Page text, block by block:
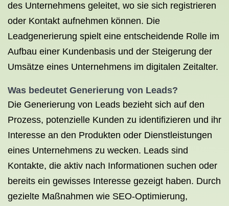
des Unternehmens geleitet, wo sie sich registrieren
oder Kontakt aufnehmen können. Die
Leadgenerierung spielt eine entscheidende Rolle im
Aufbau einer Kundenbasis und der Steigerung der
Umsätze eines Unternehmens im digitalen Zeitalter.
Was bedeutet Generierung von Leads?
Die Generierung von Leads bezieht sich auf den
Prozess, potenzielle Kunden zu identifizieren und ihr
Interesse an den Produkten oder Dienstleistungen
eines Unternehmens zu wecken. Leads sind
Kontakte, die aktiv nach Informationen suchen oder
bereits ein gewisses Interesse gezeigt haben. Durch
gezielte Maßnahmen wie SEO-Optimierung,